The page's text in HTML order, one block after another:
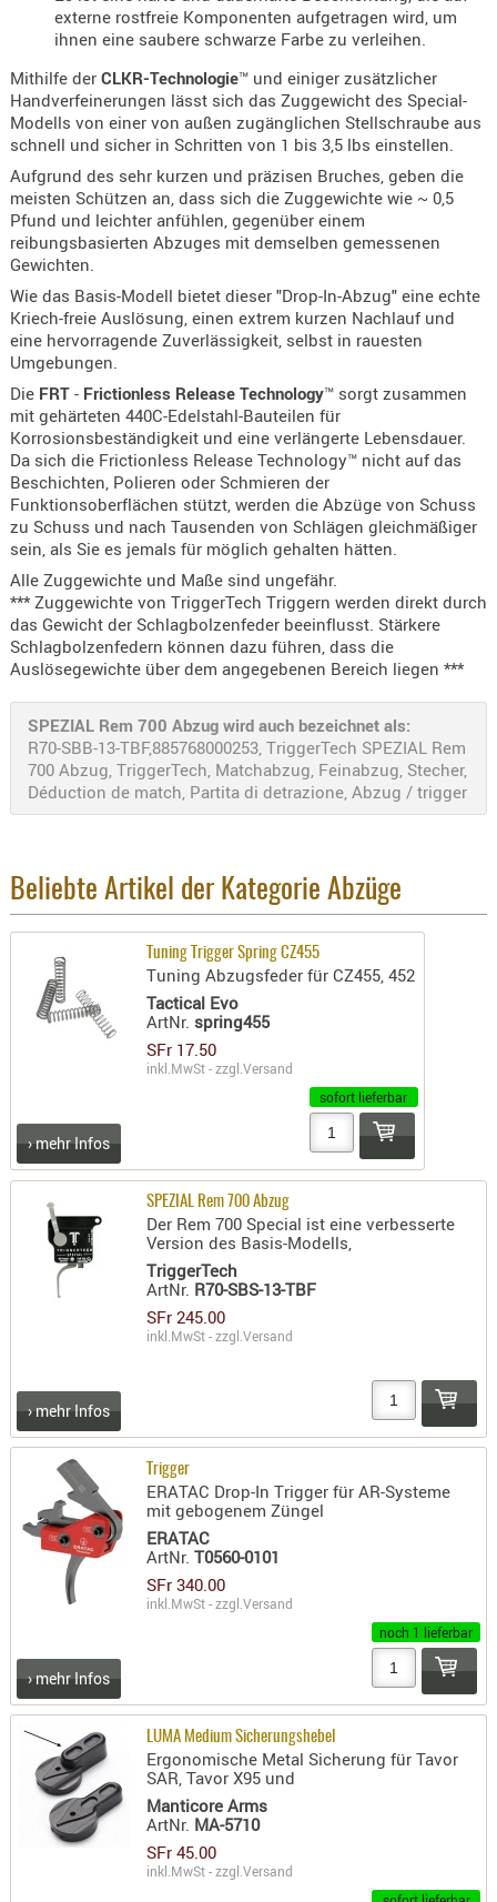
AUFSÄTZE
BÜRSTEN
PATCHES
UND
PELLETS
ABZÜGE
BASEN -
SCHÄFTE
CHASSIS-
MAGAZINE
VISIERE
ZF-
externe rostfreie Komponenten aufgetragen wird, um
ihnen eine saubere schwarze Farbe zu verleihen.
Mithilfe der CLKR-Technologie™ und einiger zusätzlicher
Handverfeinerungen lässt sich das Zuggewicht des Special-
Modells von einer von außen zugänglichen Stellschraube aus
schnell und sicher in Schritten von 1 bis 3,5 lbs einstellen.
Aufgrund des sehr kurzen und präzisen Bruches, geben die
meisten Schützen an, dass sich die Zuggewichte wie ~ 0,5
Pfund und leichter anfühlen, gegenüber einem
reibungsbasierten Abzuges mit demselben gemessenen
Gewichten.
Wie das Basis-Modell bietet dieser "Drop-In-Abzug" eine echte
Kriech-freie Auslösung, einen extrem kurzen Nachlauf und
eine hervorragende Zuverlässigkeit, selbst in rauesten
Umgebungen.
Die FRT- Frictionless Release Technology™ sorgt zusammen
mit gehärteten 440C-Edelstahl-Bauteilen für
Korrosionsbeständigkeit und eine verlängerte Lebensdauer.
Da sich die Frictionless Release Technology™ nicht auf das
Beschichten, Polieren oder Schmieren der
Funktionsoberflächen stützt, werden die Abzüge von Schuss
zu Schuss und nach Tausenden von Schlägen gleichmäßiger
sein, als Sie es jemals für möglich gehalten hätten.
Alle Zuggewichte und Maße sind ungefähr.
*** Zuggewichte von TriggerTech Triggern werden direkt durch
das Gewicht der Schlagbolzenfeder beeinflusst. Stärkere
Schlagbolzenfedern können dazu führen, dass die
Auslösegewichte über dem angegebenen Bereich liegen ***
SPEZIAL Rem 700 Abzug wird auch bezeichnet als:
R70-SBB-13-TBF,885768000253, TriggerTech SPEZIAL Rem
700 Abzug, TriggerTech, Matchabzug, Feinabzug, Stecher,
Déduction de match, Partita di detrazione, Abzug / trigger
Beliebte Artikel der Kategorie Abzüge
Tuning Trigger Spring CZ455
Tuning Abzugsfeder für CZ455, 452
Tactical Evo
ArtNr.spring455
SFr 17.50
inkl.MwSt - zzgl.Versand
sofort lieferbar
› mehr Infos
SPEZIAL Rem 700 Abzug
Der Rem 700 Special ist eine verbesserte
Version des Basis-Modells,
TriggerTech
ArtNr. R70-SBS-13-TBF
SFr 245.00
inkl.MwSt - zzgl.Versand
› mehr Infos
Trigger
ERATAC Drop-In Trigger für AR-Systeme
mit gebogenem Züngel
ERATAC
ArtNr.T0560-0101
SFr 340.00
inkl.MwSt - zzgl.Versand
noch 1 lieferbar
› mehr Infos
LUMA Medium Sicherungshebel
Ergonomische Metal Sicherung für Tavor
SAR, Tavor X95 und
Manticore Arms
ArtNr. MA-5710
SFr 45.00
inkl.MwSt - zzgl.Versand